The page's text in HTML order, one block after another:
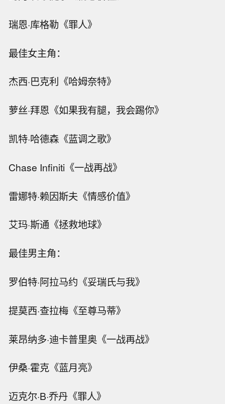
瑞恩·库格勒《罪人》
最佳女主角：
杰西·巴克利《哈姆奈特》
萝丝·拜恩《如果我有腿，我会踢你》
凯特·哈德森《蓝调之歌》
Chase Infiniti《一战再战》
雷娜特·赖因斯夫《情感价值》
艾玛·斯通《拯救地球》
最佳男主角：
罗伯特·阿拉马约《妥瑞氏与我》
提莫西·查拉梅《至尊马蒂》
莱昂纳多·迪卡普里奥《一战再战》
伊桑·霍克《蓝月亮》
迈克尔·B·乔丹《罪人》